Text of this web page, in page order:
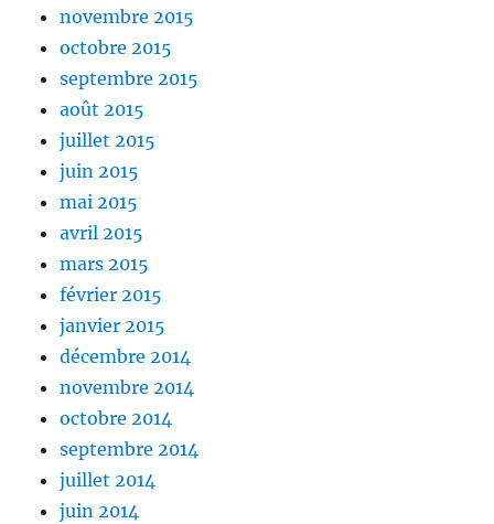
novembre 2015
octobre 2015
septembre 2015
août 2015
juillet 2015
juin 2015
mai 2015
avril 2015
mars 2015
février 2015
janvier 2015
décembre 2014
novembre 2014
octobre 2014
septembre 2014
juillet 2014
juin 2014